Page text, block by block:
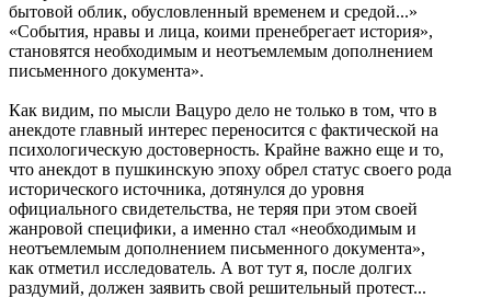
бытовой облик, обусловленный временем и средой...»
«События, нравы и лица, коими пренебрегает история»,
становятся необходимым и неотъемлемым дополнением
письменного документа».
Как видим, по мысли Вацуро дело не только в том, что в
анекдоте главный интерес переносится с фактической на
психологическую достоверность. Крайне важно еще и то,
что анекдот в пушкинскую эпоху обрел статус своего рода
исторического источника, дотянулся до уровня
официального свидетельства, не теряя при этом своей
жанровой специфики, а именно стал «необходимым и
неотъемлемым дополнением письменного документа»,
как отметил исследователь. А вот тут я, после долгих
раздумий, должен заявить свой решительный протест...